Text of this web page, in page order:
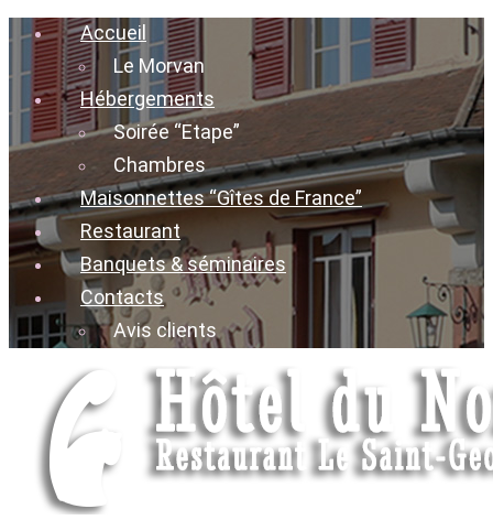
Accueil
Le Morvan
Hébergements
Soirée “Etape”
Chambres
Maisonnettes “Gîtes de France”
Restaurant
Banquets & séminaires
Contacts
Avis clients